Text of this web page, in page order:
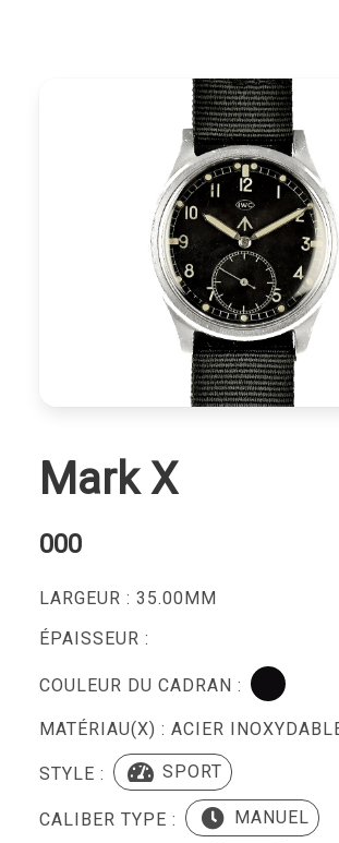
Mark X
000
LARGEUR : 35.00MM
ÉPAISSEUR :
COULEUR DU CADRAN :
MATÉRIAU(X) : ACIER
STYLE : SPORT
CALIBER TYPE : MANUEL